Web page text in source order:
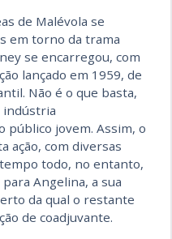
de Malévola se
em torno da trama
se encarregou, com
lançado em 1959, de
Não é o que basta,
indústria
público jovem. Assim, o
ação, com diversas
todo, no entanto,
Angelina, a sua
da qual o restante
de coadjuvante.